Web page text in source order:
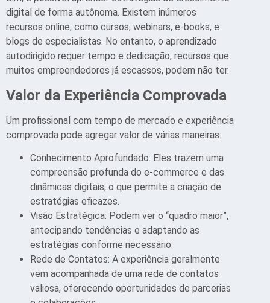
digital de forma autônoma. Existem inúmeros
recursos online, como cursos, webinars, e-books, e
blogs de especialistas. No entanto, o aprendizado
autodirigido requer tempo e dedicação, recursos que
muitos empreendedores já escassos, podem não ter.
Valor da Experiência Comprovada
Um profissional com tempo de mercado e experiência
comprovada pode agregar valor de várias maneiras:
Conhecimento Aprofundado: Eles trazem uma
compreensão profunda do e-commerce e das
dinâmicas digitais, o que permite a criação de
estratégias eficazes.
Visão Estratégica: Podem ver o “quadro maior”,
antecipando tendências e adaptando as
estratégias conforme necessário.
Rede de Contatos: A experiência geralmente
vem acompanhada de uma rede de contatos
valiosa, oferecendo oportunidades de parcerias